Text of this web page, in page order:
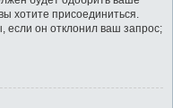
хотите присоединиться.
если он отклонил ваш запрос;